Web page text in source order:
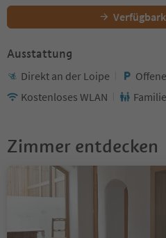
Ausstattung
Direkt an der Loipe
Kostenloses WLAN
Zimmer entdecken